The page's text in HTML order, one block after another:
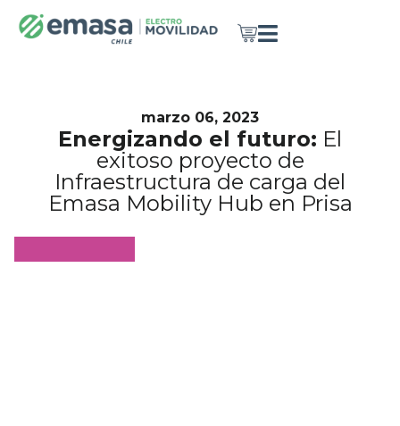
marzo 06, 2023
Energizando el futuro: El
exitoso proyecto de
Infraestructura de carga del
Emasa Mobility Hub en Prisa